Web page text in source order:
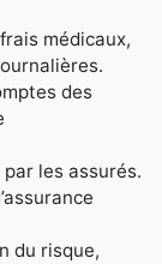
médicaux,
des
les assurés.
du risque,